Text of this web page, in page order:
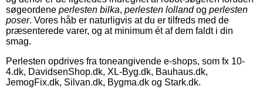
søgeordene perlesten bilka, perlesten lollandog perlesten
poser. Vores håb er naturligvis at du er tilfreds med de
præsenterede varer, og at minimum ét af dem faldt i din
smag.
Perlesten opdrives fra toneangivende e-shops, som fx 10-
4.dk, DavidsenShop.dk, XL-Byg.dk, Bauhaus.dk,
JemogFix.dk, Silvan.dk, Bygma.dk og Stark.dk.